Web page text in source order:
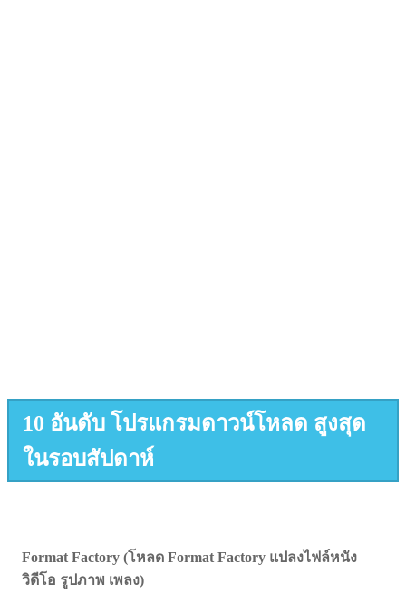
10 อันดับ โปรแกรมดาวน์โหลด สูงสุด
ในรอบสัปดาห์
Format Factory (โหลด Format Factory แปลงไฟล์หนัง
วิดีโอ รูปภาพ เพลง)